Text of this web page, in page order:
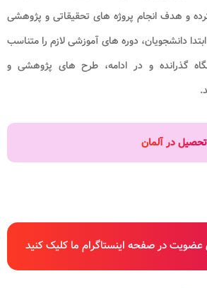
و هدف انجام پروژه های تحقیقاتی و پژوهشی
دانشجویان، دوره های آموزشی لازم را متناسب
گذرانده و در ادامه، طرح های پژوهشی و
تحصیل در آلمان
عضویت در صفحه اینستاگرام ما کلیک کنید